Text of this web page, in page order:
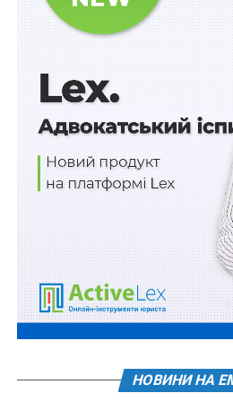
правовідносин
Детальний й достатньо
проведено в попередніх
вісника України» (№ 5 (1539),
С. 20 – 23; № 6 (1540), 16–31
№ 8 (1542), 16 – 30 квітня
1 – 15 травня 2025 р. С. 20 -25;
травня 2025 р. С. 20–24; № 11
2025 р. С. 20 – 24; № 12 (1545),
С. 20 – 24; №13 (1546), 21 – 30
№ 14 (1547), 1 – 15 липня 2025
Читайте також:
України як наслідок
партійно-господарських
Резюмуючи та узагальнюючи
НОВИНИ НА